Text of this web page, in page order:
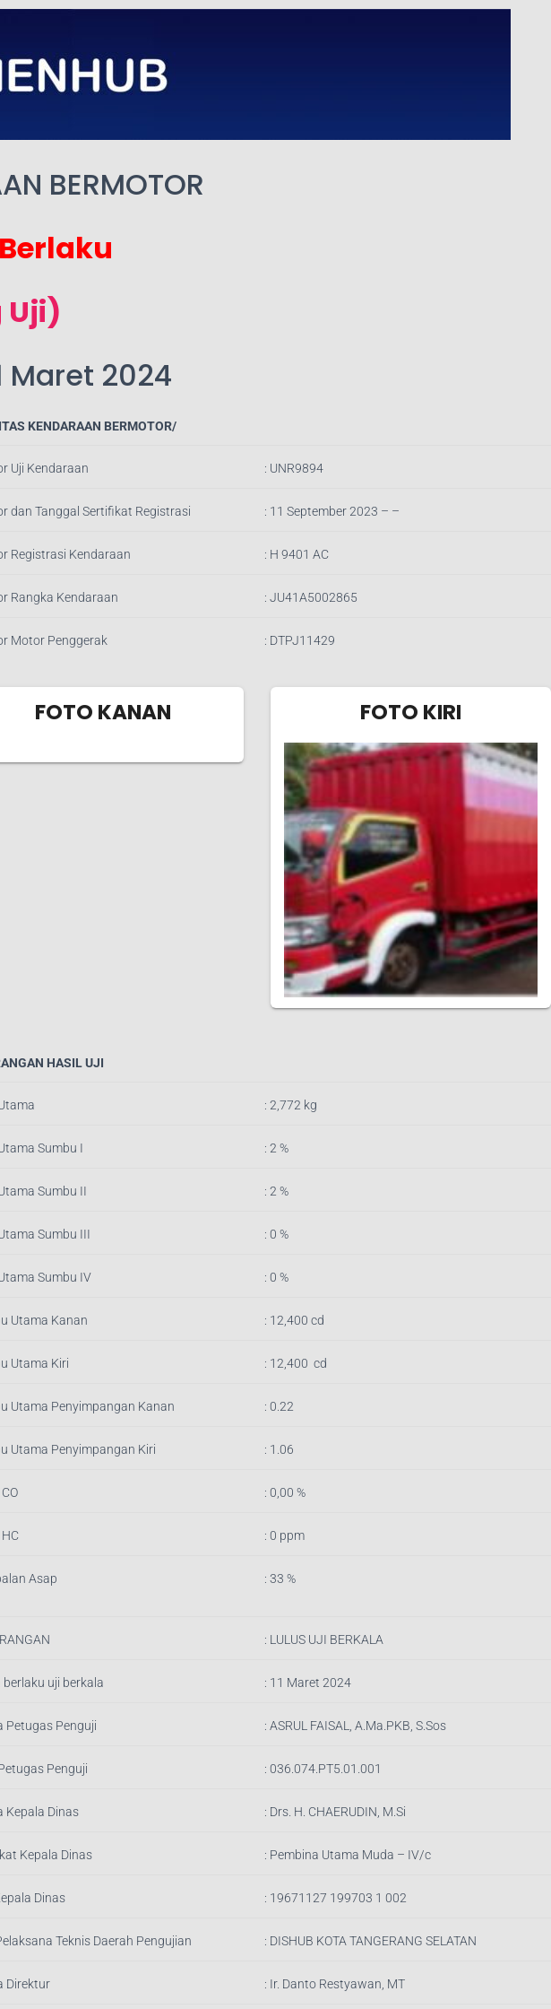
BERMOTOR
Maret 2024
KENDARAAN BERMOTOR/
Uji Kendaraan : UNR9894
dan Tanggal Sertifikat Registrasi : 11 September 2023 – –
Registrasi Kendaraan : H 9401 AC
Rangka Kendaraan : JU41A5002865
Motor Penggerak : DTPJ11429
FOTO KANAN FOTO KIRI
HASIL UJI
: 2,772 kg
Sumbu I : 2 %
Sumbu II : 2 %
Sumbu III : 0 %
Sumbu IV : 0 %
Utama Kanan : 12,400 cd
Utama Kiri : 12,400 cd
Utama Penyimpangan Kanan : 0.22
Utama Penyimpangan Kiri : 1.06
: 0,00 %
: 0 ppm
Asap : 33 %
: LULUS UJI BERKALA
berlaku uji berkala : 11 Maret 2024
Petugas Penguji : ASRUL FAISAL, A.Ma.PKB, S.Sos
Penguji : 036.074.PT5.01.001
Kepala Dinas : Drs. H. CHAERUDIN, M.Si
Kepala Dinas : Pembina Utama Muda – IV/c
Dinas : 19671127 199703 1 002
Teknis Daerah Pengujian : DISHUB KOTA TANGERANG SELATAN
Direktur : Ir. Danto Restyawan, MT